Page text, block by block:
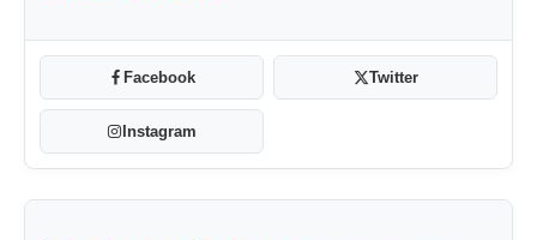
Facebook Twitter
Instagram